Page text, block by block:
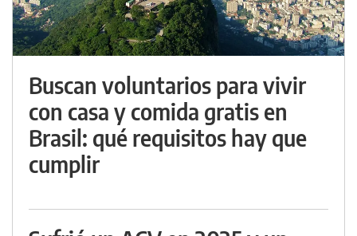
Buscan voluntarios para vivir
con casa y comida gratis en
Brasil: qué requisitos hay que
cumplir